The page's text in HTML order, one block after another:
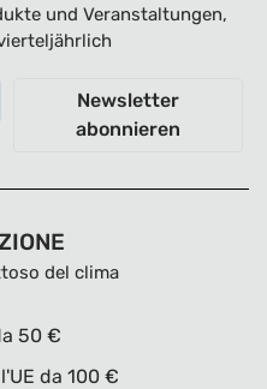
und Veranstaltungen,
Newsletter
abonnieren
del clima
50 €
da 100 €